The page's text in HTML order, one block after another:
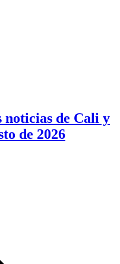
noticias de Cali y
de 2026